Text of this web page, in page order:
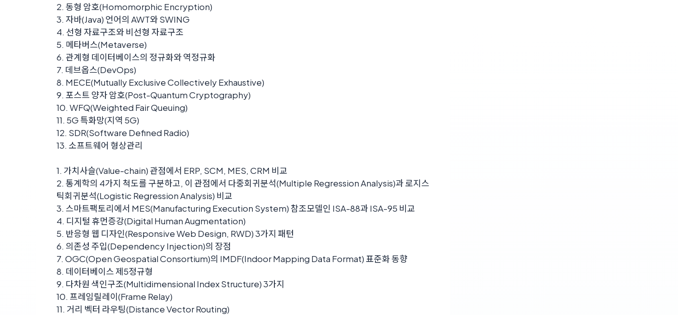
2. 동형 암호(Homomorphic Encryption)
3. 자바(Java) 언어의 AWT와 SWING
4. 선형 자료구조와 비선형 자료구조
5. 메타버스(Metaverse)
6. 관계형 데이터베이스의 정규화와 역정규화
7. 데브옵스(DevOps)
8. MECE(Mutually Exclusive Collectively Exhaustive)
9. 포스트 양자 암호(Post-Quantum Cryptography)
10. WFQ(Weighted Fair Queuing)
11. 5G 특화망(지역 5G)
12. SDR(Software Defined Radio)
13. 소프트웨어 형상관리
1. 가치사슬(Value-chain) 관점에서 ERP, SCM, MES, CRM 비교
2. 통계학의 4가지 척도를 구분하고, 이 관점에서 다중회귀분석(Multiple Regression Analysis)과 로지스
틱회귀분석(Logistic Regression Analysis) 비교
3. 스마트팩토리에서 MES(Manufacturing Execution System) 참조모델인 ISA-88과 ISA-95 비교
4. 디지털 휴먼증강(Digital Human Augmentation)
5. 반응형 웹 디자인(Responsive Web Design, RWD) 3가지 패턴
6. 의존성 주입(Dependency Injection)의 장점
7. OGC(Open Geospatial Consortium)의 IMDF(Indoor Mapping Data Format) 표준화 동향
8. 데이터베이스 제5정규형
9. 다차원 색인구조(Multidimensional Index Structure) 3가지
10. 프레임릴레이(Frame Relay)
11. 거리 벡터 라우팅(Distance Vector Routing)